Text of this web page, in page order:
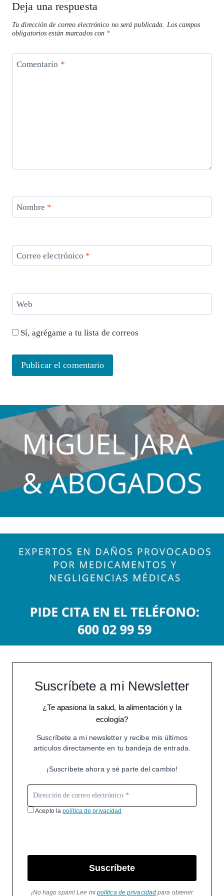
Deja una respuesta
Tu dirección de correo electrónico no será publicada.
Los campos
obligatorios están marcados con *
Comentario *
Nombre *
Correo electrónico *
Web
Sí, agrégame a tu lista de correos
Suscríbete a mi Newsletter
¿Te apasiona la salud, la alimentación y la
ecología?
Suscríbete a mi newsletter y recibe mis últimos
artículos directamente en tu bandeja de entrada.
¡Suscríbete ahora y sé parte del cambio!
Acepto lapolítica de privacidad
Suscríbete
¡No hago spam! Lee mi política de privacidad para obtener